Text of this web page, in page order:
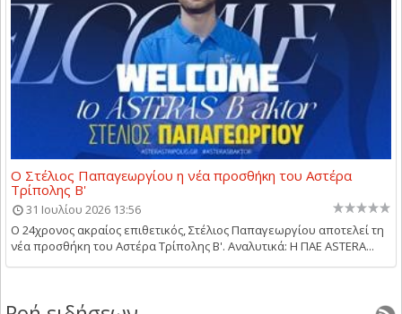
Ο Στέλιος Παπαγεωργίου η νέα προσθήκη του Αστέρα
Τρίπολης Β'
31 Ιουλίου 2026 13:56
Ο 24χρονος ακραίος επιθετικός, Στέλιος Παπαγεωργίου αποτελεί τη
νέα προσθήκη του Αστέρα Τρίπολης Β'. Αναλυτικά: Η ΠΑΕ ASTERA...